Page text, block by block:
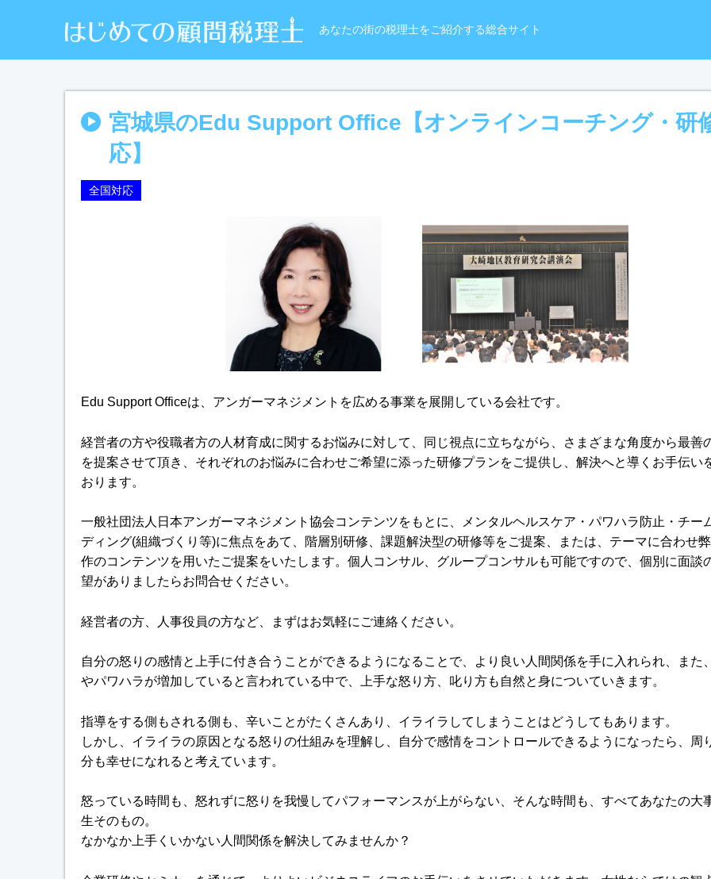
あなたの街の税理士をご紹介する総合サイト
宮城県のEdu Support Office【オンラインコーチング・研
応】
全国対応
Edu Support Officeは、アンガーマネジメントを広める事業を展開している会社です。
経営者の方や役職者方の人材育成に関するお悩みに対して、同じ視点に立ちながら、さまざまな角度から最善
を提案させて頂き、それぞれのお悩みに合わせご希望に添った研修プランをご提供し、解決へと導くお手伝い
おります。
一般社団法人日本アンガーマネジメント協会コンテンツをもとに、メンタルヘルスケア・パワハラ防止・チー
ディング(組織づくり等)に焦点をあて、階層別研修、課題解決型の研修等をご提案、または、テーマに合わせ
作のコンテンツを用いたご提案をいたします。個人コンサル、グループコンサルも可能ですので、個別に面談
望がありましたらお問合せください。
経営者の方、人事役員の方など、まずはお気軽にご連絡ください。
自分の怒りの感情と上手に付き合うことができるようになることで、より良い人間関係を手に入れられ、また
やパワハラが増加していると言われている中で、上手な怒り方、叱り方も自然と身についていきます。
指導をする側もされる側も、辛いことがたくさんあり、イライラしてしまうことはどうしてもあります。
しかし、イライラの原因となる怒りの仕組みを理解し、自分で感情をコントロールできるようになったら、周
分も幸せになれると考えています。
怒っている時間も、怒れずに怒りを我慢してパフォーマンスが上がらない、そんな時間も、すべてあなたの大
生そのもの。
なかなか上手くいかない人間関係を解決してみませんか？